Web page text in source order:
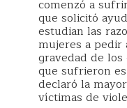
comenzó a
que solicitó
estudian las
mujeres a pedir
gravedad de
que sufrieron
declaró la
víctimas de